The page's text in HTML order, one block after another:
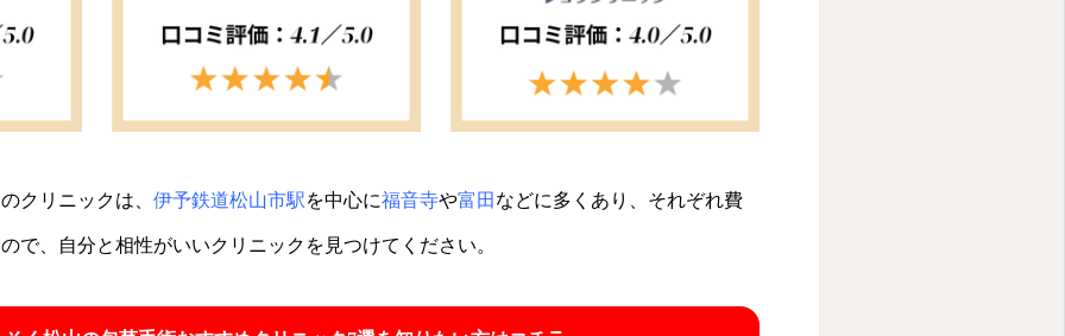
クリニックは、 伊予鉄道松山市駅を中心に福音寺や富田 などに多くあり、それぞれ費
で、自分と相性がいいクリニックを見つけてください。